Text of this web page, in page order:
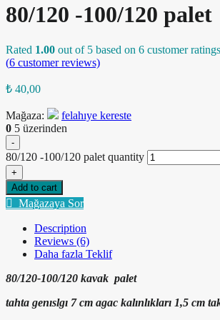
80/120 -100/120 palet
Rated 1.00 out of 5 based on 6 customer ratings
(6 customer reviews)
₺ 40,00
Mağaza:
felahıye kereste
0 5 üzerinden
-
80/120 -100/120 palet quantity
+
Add to cart
Mağazaya Sor
Description
Reviews (6)
Daha fazla Teklif
80/120-100/120 kavak palet
tahta genıslgı 7 cm agac kalınlıkları 1,5 cm